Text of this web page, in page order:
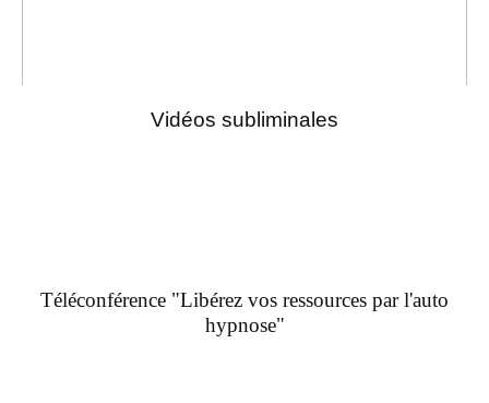
Vidéos subliminales
Téléconférence "Libérez vos ressources par l'auto
hypnose"